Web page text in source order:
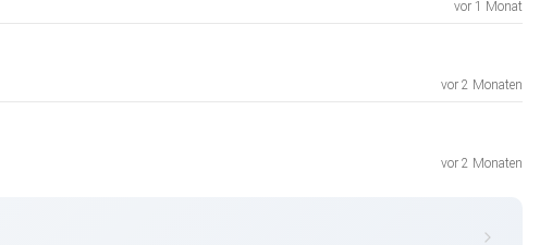
vor 1 Monat
vor 2 Monaten
vor 2 Monaten